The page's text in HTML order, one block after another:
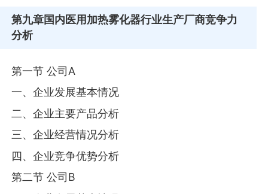
第九章国内医用加热雾化器行业生产厂商竞争力
分析
第一节 公司A
一、企业发展基本情况
二、企业主要产品分析
三、企业经营情况分析
四、企业竞争优势分析
第二节 公司B